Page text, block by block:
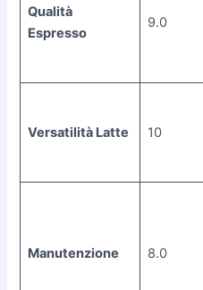
Qualità
Espresso
9.0
Versatilità Latte 10
Manutenzione 8.0